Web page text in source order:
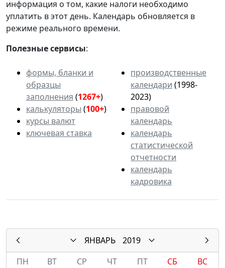
информация о том, какие налоги необходимо
уплатить в этот день. Календарь обновляется в
режиме реального времени.
Полезные сервисы:
формы, бланки и
образцы
заполнения (1267+)
калькуляторы (100+)
курсы валют
ключевая ставка
производственные
календари (1998-
2023)
правовой
календарь
календарь
статистической
отчетности
календарь
кадровика
ЯНВАРЬ
2019
ПН
ВТ СР ЧТ ПТ СБ
ВС